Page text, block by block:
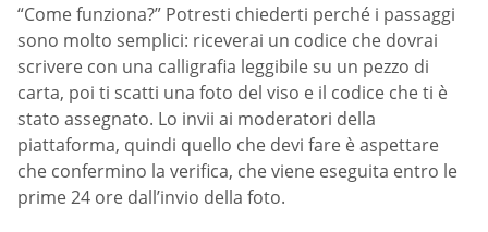
“Come funziona?” Potresti chiederti perché i passaggi
sono molto semplici: riceverai un codice che dovrai
scrivere con una calligrafia leggibile su un pezzo di
carta, poi ti scatti una foto del viso e il codice che ti è
stato assegnato. Lo invii ai moderatori della
piattaforma, quindi quello che devi fare è aspettare
che confermino la verifica, che viene eseguita entro le
prime 24 ore dall’invio della foto.